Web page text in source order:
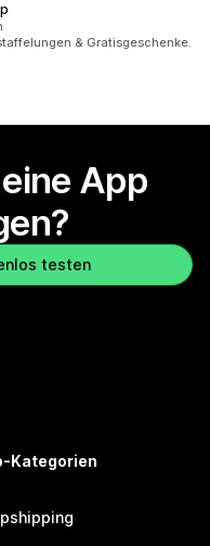
& Gratisgeschenke.
App
testen
Kategorien